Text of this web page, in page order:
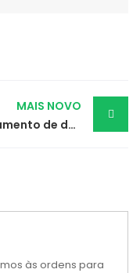
MAIS NOVO
Vazamento de dados por instituição financeira gera indenização ao consumidor
às ordens para